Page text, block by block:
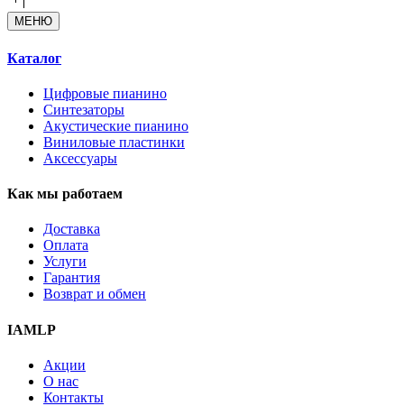
МЕНЮ
Каталог
Цифровые пианино
Синтезаторы
Акустические пианино
Виниловые пластинки
Аксессуары
Как мы работаем
Доставка
Оплата
Услуги
Гарантия
Возврат и обмен
IAMLP
Акции
О нас
Контакты